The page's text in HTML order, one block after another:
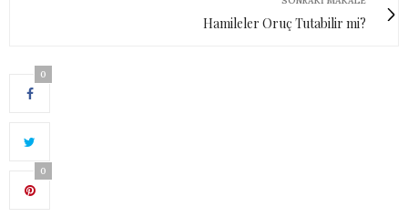
Hamileler Oruç Tutabilir mi?
0
0